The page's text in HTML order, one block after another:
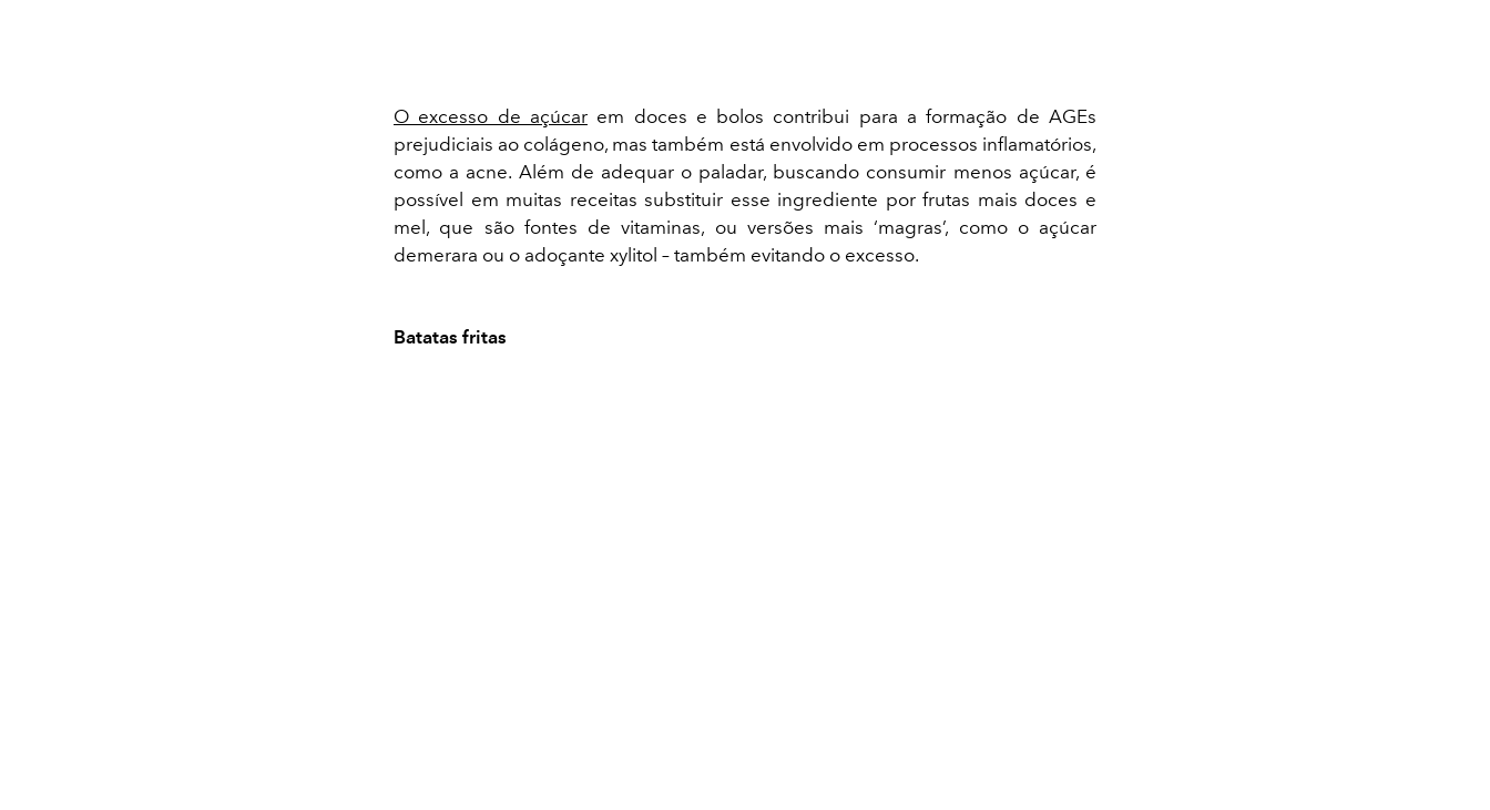
O excesso de açúcarem doces e bolos contribui para a formação de AGEs
prejudiciais ao colágeno, mas também está envolvido em processos inflamatórios,
como a acne. Além de adequar o paladar, buscando consumir menos açúcar, é
possível em muitas receitas substituir esse ingrediente por frutas mais doces e
mel, que são fontes de vitaminas, ou versões mais ‘magras’, como o açúcar
demerara ou o adoçante xylitol – também evitando o excesso.
Batatas fritas